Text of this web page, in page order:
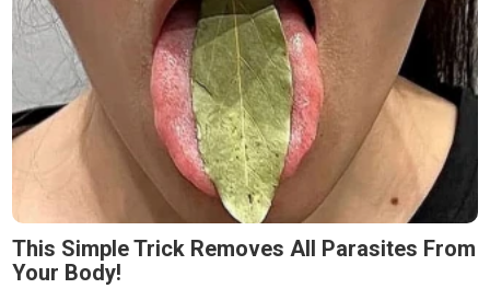
This Simple Trick Removes All Parasites From
Your Body!